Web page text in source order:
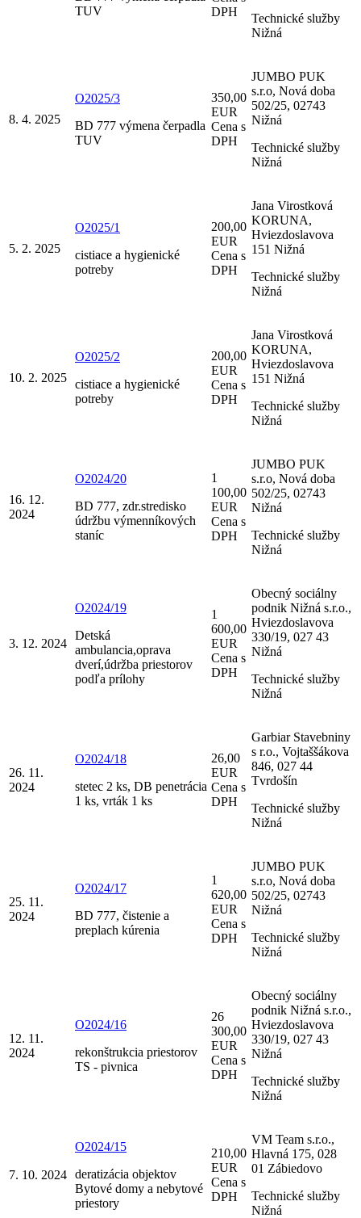
TUV
DPH
Technické služby
Nižná
8. 4. 2025
O2025/3
BD 777 výmena čerpadla
TUV
350,00
EUR
Cena s
DPH
JUMBO PUK
s.r.o, Nová doba
502/25, 02743
Nižná
Technické služby
Nižná
5. 2. 2025
O2025/1
cistiace a hygienické
potreby
200,00
EUR
Cena s
DPH
Jana Virostková
KORUNA,
Hviezdoslavova
151 Nižná
Technické služby
Nižná
10. 2. 2025
O2025/2
cistiace a hygienické
potreby
200,00
EUR
Cena s
DPH
Jana Virostková
KORUNA,
Hviezdoslavova
151 Nižná
Technické služby
Nižná
16. 12.
2024
O2024/20
BD 777, zdr.stredisko
údržbu výmenníkových
staníc
1
100,00
EUR
Cena s
DPH
JUMBO PUK
s.r.o, Nová doba
502/25, 02743
Nižná
Technické služby
Nižná
3. 12. 2024
O2024/19
Detská
ambulancia,oprava
dverí,údržba priestorov
podľa prílohy
1
600,00
EUR
Cena s
DPH
Obecný sociálny
podnik Nižná s.r.o.,
Hviezdoslavova
330/19, 027 43
Nižná
Technické služby
Nižná
26. 11.
2024
O2024/18
stetec 2 ks, DB penetrácia
1 ks, vrták 1 ks
26,00
EUR
Cena s
DPH
Garbiar Stavebniny
s r.o., Vojtaššákova
846, 027 44
Tvrdošín
Technické služby
Nižná
25. 11.
2024
O2024/17
BD 777, čistenie a
preplach kúrenia
1
620,00
EUR
Cena s
DPH
JUMBO PUK
s.r.o, Nová doba
502/25, 02743
Nižná
Technické služby
Nižná
12. 11.
2024
O2024/16
rekonštrukcia priestorov
TS - pivnica
26
300,00
EUR
Cena s
DPH
Obecný sociálny
podnik Nižná s.r.o.,
Hviezdoslavova
330/19, 027 43
Nižná
Technické služby
Nižná
7. 10. 2024
O2024/15
deratizácia objektov
Bytové domy a nebytové
priestory
210,00
EUR
Cena s
DPH
VM Team s.r.o.,
Hlavná 175, 028
01 Zábiedovo
Technické služby
Nižná